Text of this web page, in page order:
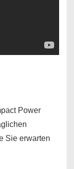
Power
Sie erwarten